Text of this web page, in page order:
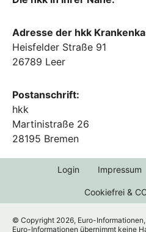
Adresse der hkk
Heisfelder Straße 91
26789 Leer
Postanschrift:
hkk
Martinistraße 26
28195 Bremen
Login Impressum
Cookiefrei &
© Copyright 2026, Euro-
Euro-Informationen übernimmt keine